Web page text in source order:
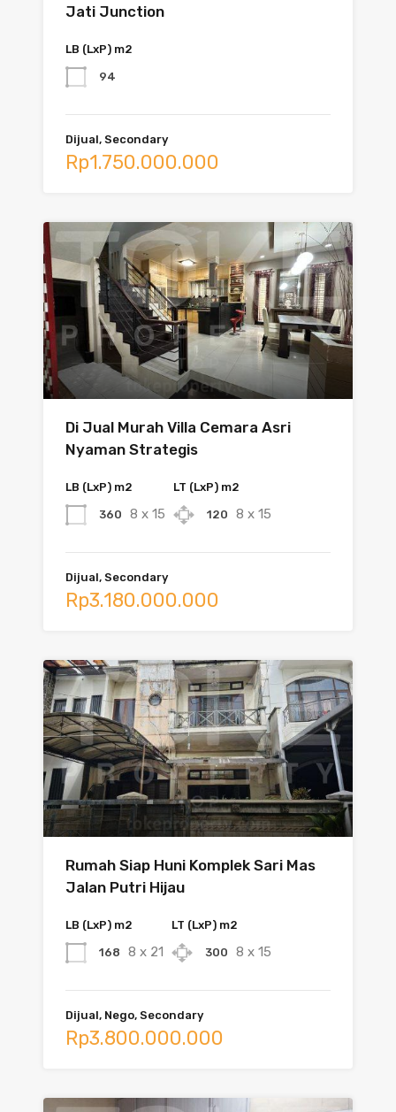
Jati Junction
LB (LxP) m2
94
Dijual, Secondary
Rp1.750.000.000
Di Jual Murah Villa Cemara Asri
Nyaman Strategis
LB (LxP) m2
360 8 x 15
LT (LxP) m2
120 8 x 15
Dijual, Secondary
Rp3.180.000.000
Rumah Siap Huni Komplek Sari Mas
Jalan Putri Hijau
LB (LxP) m2
168 8 x 21
LT (LxP) m2
300 8 x 15
Dijual, Nego, Secondary
Rp3.800.000.000